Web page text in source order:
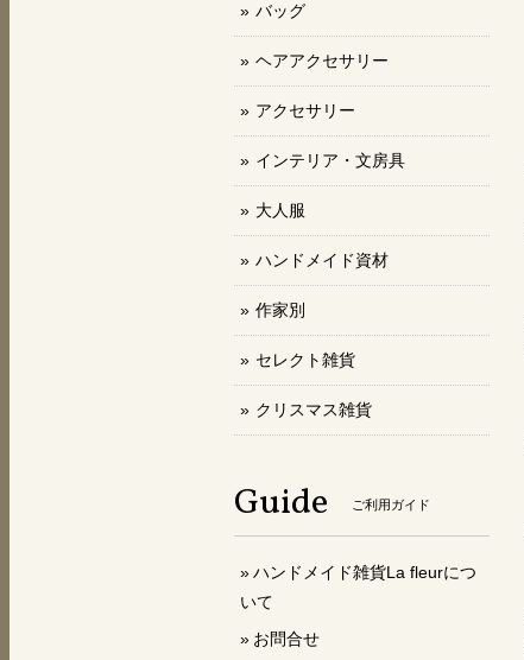
バッグ
ヘアアクセサリー
アクセサリー
インテリア・文房具
大人服
ハンドメイド資材
作家別
セレクト雑貨
クリスマス雑貨
Guide ご利用ガイド
ハンドメイド雑貨La fleurにつ
いて
お問合せ